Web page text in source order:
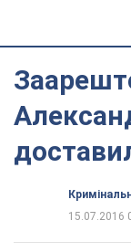
15.07.2016